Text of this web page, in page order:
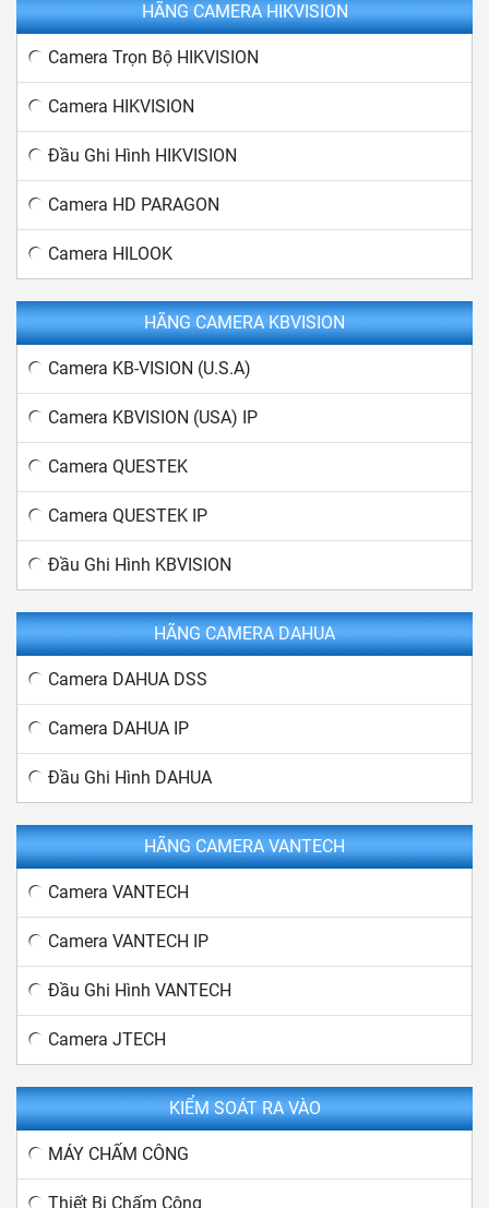
HÃNG CAMERA HIKVISION
Camera Trọn Bộ HIKVISION
Camera HIKVISION
Đầu Ghi Hình HIKVISION
Camera HD PARAGON
Camera HILOOK
HÃNG CAMERA KBVISION
Camera KB-VISION (U.S.A)
Camera KBVISION (USA) IP
Camera QUESTEK
Camera QUESTEK IP
Đầu Ghi Hình KBVISION
HÃNG CAMERA DAHUA
Camera DAHUA DSS
Camera DAHUA IP
Đầu Ghi Hình DAHUA
HÃNG CAMERA VANTECH
Camera VANTECH
Camera VANTECH IP
Đầu Ghi Hình VANTECH
Camera JTECH
KIỂM SOÁT RA VÀO
MÁY CHẤM CÔNG
Thiết Bị Chấm Công